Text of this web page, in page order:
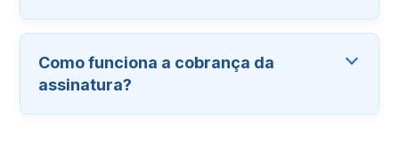
Como funciona a cobrança da
assinatura?